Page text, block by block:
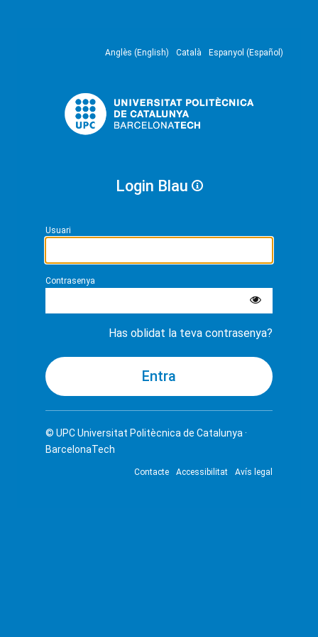
Anglès (English) Català Espanyol (Español)
Login Blau
Usuari
Contrasenya
Has oblidat la teva contrasenya?
© UPCUniversitat Politècnica de Catalunya ·
BarcelonaTech
Contacte Accessibilitat Avís legal